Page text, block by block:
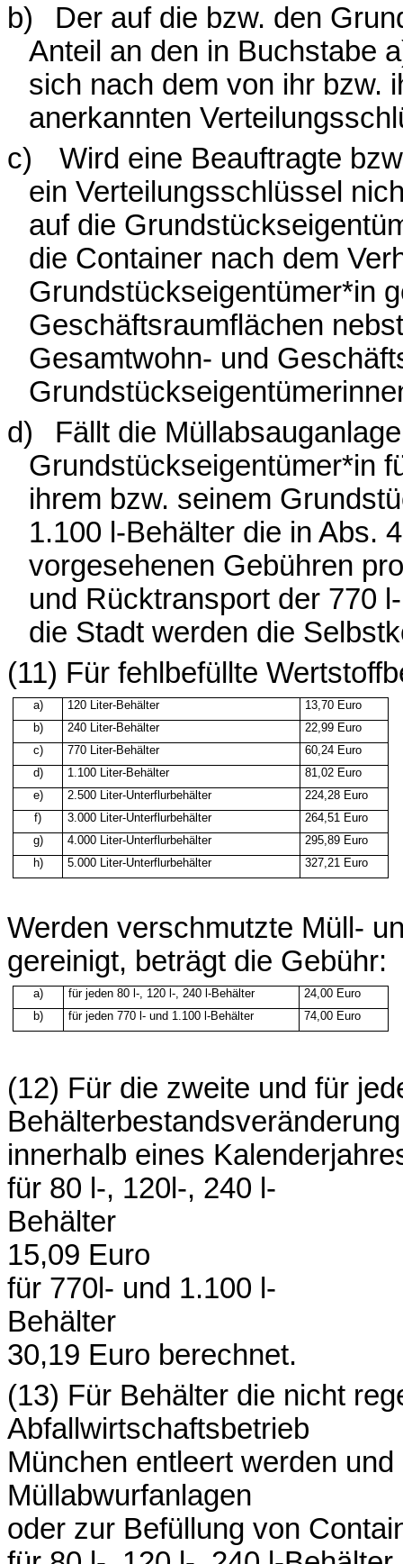
b)
Der auf die bzw. den
Anteil an den in Buchstabe
sich nach dem von ihr bzw.
anerkannten
c)
Wird eine Beauftragte
ein Verteilungsschlüssel
auf die
die Container nach dem
Grundstückseigentümer*in
Geschäftsraumflächen
Gesamtwohn- und
d)
Fällt die
Grundstückseigentümer*in
ihrem bzw. seinem
1.100 l-Behälter die in Abs.
vorgesehenen Gebühren
und Rücktransport der 770
die Stadt werden die
(11) Für fehlbefüllte
a) 120 Liter-Behälter
13,70 Euro
b)
240 Liter-Behälter
22,99 Euro
c)
770 Liter-Behälter
60,24 Euro
d)
1.100 Liter-Behälter
81,02 Euro
e)
2.500 Liter-Unterflurbehälter
224,28 Euro
f)
3.000 Liter-Unterflurbehälter
264,51 Euro
g)
4.000 Liter-Unterflurbehälter
295,89 Euro
h)
5.000 Liter-Unterflurbehälter 327,21 Euro
Werden verschmutzte Müll-
gereinigt, beträgt die Gebühr:
a) für jeden 80 l-, 120 l-, 240 l-Behälter
24,00 Euro
b)
für jeden 770 l- und 1.100 l-Behälter 74,00 Euro
(12) Für die zweite und für
Behälterbestandsveränderung
innerhalb eines
für 80 l-, 120l-, 240 l-
Behälter
15,09 Euro
für 770l- und 1.100 l-
Behälter
30,19 Euro berechnet.
(13) Für Behälter die nicht
Abfallwirtschaftsbetrieb
München entleert werden
Müllabwurfanlagen
oder zur Befüllung von